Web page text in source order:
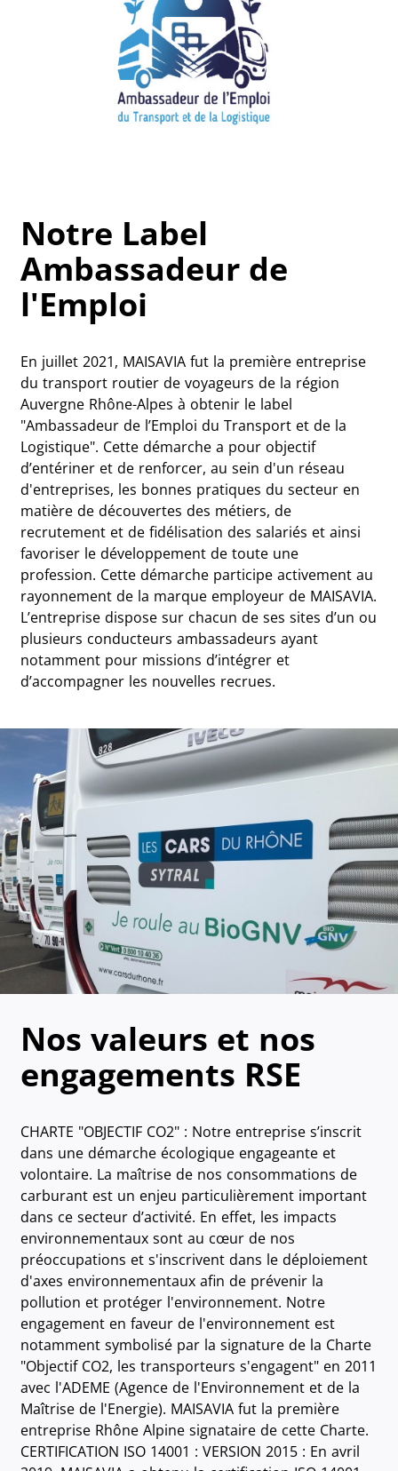
Notre Label
Ambassadeur de
l'Emploi
En juillet 2021, MAISAVIA fut la première entreprise
du transport routier de voyageurs de la région
Auvergne Rhône-Alpes à obtenir le label
"Ambassadeur de l’Emploi du Transport et de la
Logistique". Cette démarche a pour objectif
d’entériner et de renforcer, au sein d'un réseau
d'entreprises, les bonnes pratiques du secteur en
matière de découvertes des métiers, de
recrutement et de fidélisation des salariés et ainsi
favoriser le développement de toute une
profession. Cette démarche participe activement au
rayonnement de la marque employeur de MAISAVIA.
L’entreprise dispose sur chacun de ses sites d’un ou
plusieurs conducteurs ambassadeurs ayant
notamment pour missions d’intégrer et
d’accompagner les nouvelles recrues.
Nos valeurs et nos
engagements RSE
CHARTE "OBJECTIF CO2" : Notre entreprise s’inscrit
dans une démarche écologique engageante et
volontaire. La maîtrise de nos consommations de
carburant est un enjeu particulièrement important
dans ce secteur d’activité. En effet, les impacts
environnementaux sont au cœur de nos
préoccupations et s'inscrivent dans le déploiement
d'axes environnementaux afin de prévenir la
pollution et protéger l'environnement. Notre
engagement en faveur de l'environnement est
notamment symbolisé par la signature de la Charte
"Objectif CO2, les transporteurs s'engagent" en 2011
avec l'ADEME (Agence de l'Environnement et de la
Maîtrise de l'Energie). MAISAVIA fut la première
entreprise Rhône Alpine signataire de cette Charte.
CERTIFICATION ISO 14001 : VERSION 2015 : En avril